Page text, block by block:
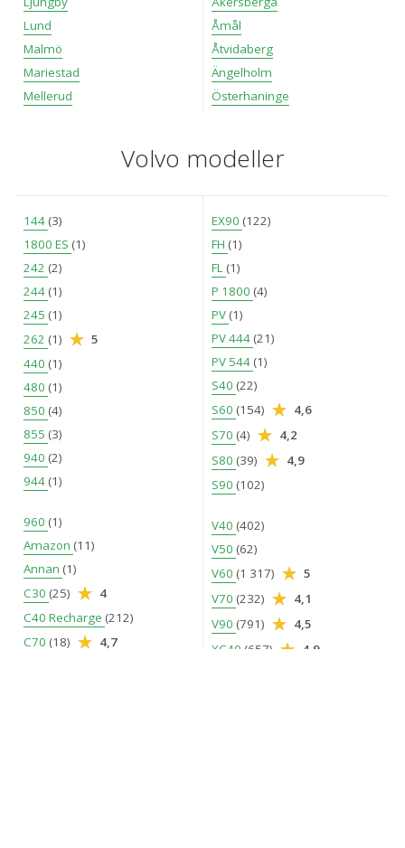
Lund
Malmö
Mariestad
Mellerud
Åmål
Åtvidaberg
Ängelholm
Österhaninge
Volvo modeller
144 (3)
1800 ES (1)
242 (2)
244 (1)
245 (1)
262 (1)
5
440 (1)
480 (1)
850 (4)
855 (3)
940 (2)
944 (1)
960 (1)
Amazon (11)
Annan (1)
C30 (25)
4
C40 Recharge (212)
C70 (18)
4,7
EX90 (122)
FH (1)
FL (1)
P 1800 (4)
PV (1)
PV 444 (21)
PV 544 (1)
S40 (22)
S60 (154)
4,6
S70 (4)
4,2
S80 (39)
4,9
S90 (102)
V40 (402)
V50 (62)
V60 (1 317)
5
V70 (232)
4,1
V90 (791)
4,5
XC40 (657)
4,9